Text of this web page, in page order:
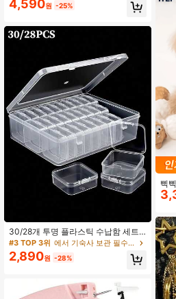
감, 진동 소리 장난감, 파란색 자가 엔
터테인먼트 지루함 해소 장난감, 내구
품 (1/2개)
4,590원 -25%
30/28개 투명 플라스틱 수납함 세트,
대형 수납함 1개 포함 - 비즈, 보석, 공
예품 및 작은 물건 보관에 완벽 - 쌓을
수 있는 수납함, 친구, 사랑하는 사람
(보석함 포함) 여성용 수납 정리대 여
행 필수품 개학 기숙사 수납
#3 TOP 3위 에서 기숙사 보관 필수품 보석 상자 및 주최자
2,890원 -28%
삑
를
싱